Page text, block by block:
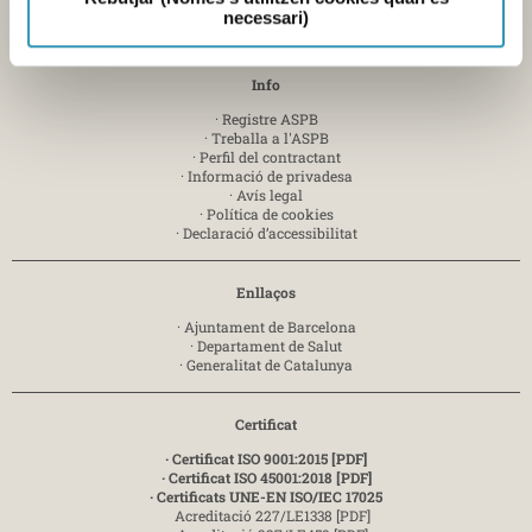
necessari)
Enviar e-mail
Info
· Registre ASPB
· Treballa a l'ASPB
· Perfil del contractant
· Informació de privadesa
· Avís legal
· Política de cookies
· Declaració d’accessibilitat
Enllaços
· Ajuntament de Barcelona
· Departament de Salut
· Generalitat de Catalunya
Certificat
· Certificat ISO 9001:2015 [PDF]
· Certificat ISO 45001:2018 [PDF]
· Certificats UNE-EN ISO/IEC 17025
Acreditació 227/LE1338 [PDF]